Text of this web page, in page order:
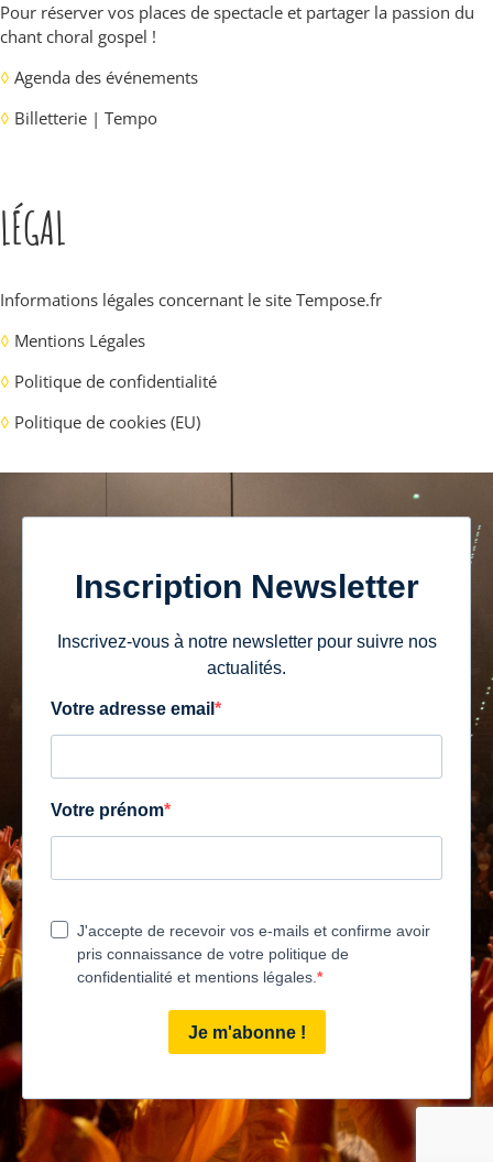
Pour réserver vos places de spectacle et partager la passion du
chant choral gospel !
◊ Agenda des événements
◊ Billetterie | Tempo
LÉGAL
Informations légales concernant le site Tempose.fr
◊ Mentions Légales
◊ Politique de confidentialité
◊ Politique de cookies (EU)